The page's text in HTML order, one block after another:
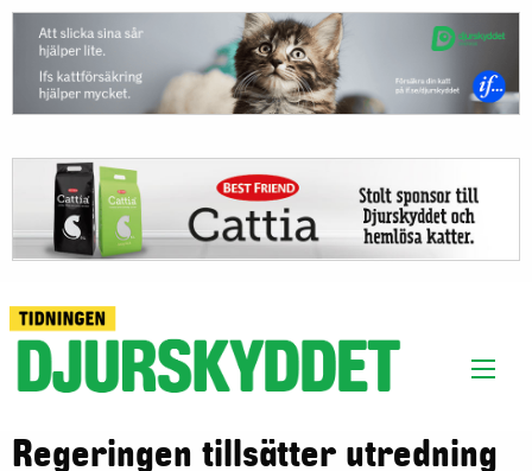
Regeringen tillsätter utredning